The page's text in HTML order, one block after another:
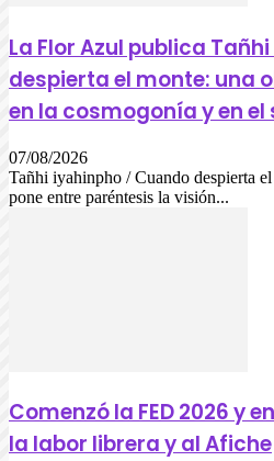
La Flor Azul publica
despierta el monte: una
en la cosmogonía y en el
07/08/2026
Tañhi iyahinpho / Cuando despierta
pone entre paréntesis la visión...
Comenzó la FED 2026 y
la labor librera y al Afiche